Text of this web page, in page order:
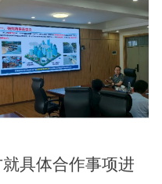
具体合作事项进